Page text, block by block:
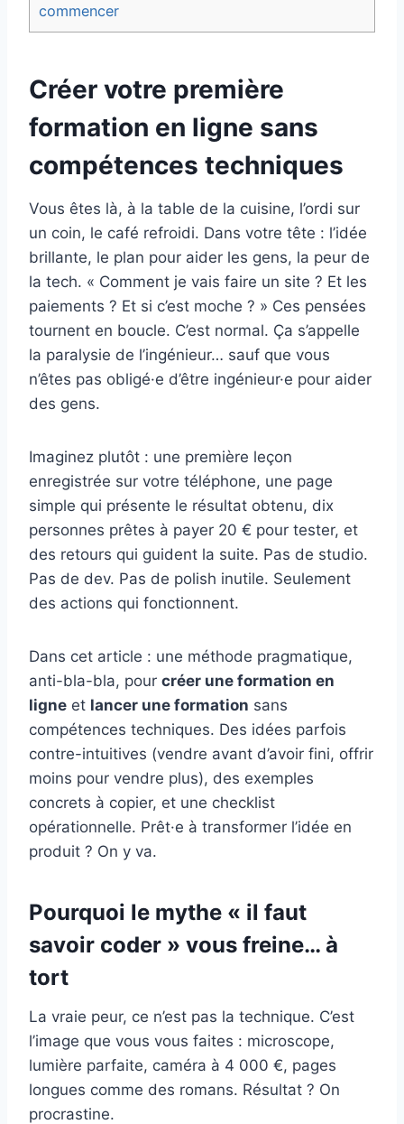
commencer
Créer votre première
formation en ligne sans
compétences techniques
Vous êtes là, à la table de la cuisine, l’ordi sur
un coin, le café refroidi. Dans votre tête : l’idée
brillante, le plan pour aider les gens, la peur de
la tech. « Comment je vais faire un site ? Et les
paiements ? Et si c’est moche ? » Ces pensées
tournent en boucle. C’est normal. Ça s’appelle
la paralysie de l’ingénieur… sauf que vous
n’êtes pas obligé·e d’être ingénieur·e pour aider
des gens.
Imaginez plutôt : une première leçon
enregistrée sur votre téléphone, une page
simple qui présente le résultat obtenu, dix
personnes prêtes à payer 20 € pour tester, et
des retours qui guident la suite. Pas de studio.
Pas de dev. Pas de polish inutile. Seulement
des actions qui fonctionnent.
Dans cet article : une méthode pragmatique,
anti-bla-bla, pour créer une formation en
ligne et lancer une formation sans
compétences techniques. Des idées parfois
contre-intuitives (vendre avant d’avoir fini, offrir
moins pour vendre plus), des exemples
concrets à copier, et une checklist
opérationnelle. Prêt·e à transformer l’idée en
produit ? On y va.
Pourquoi le mythe « il faut
savoir coder » vous freine… à
tort
La vraie peur, ce n’est pas la technique. C’est
l’image que vous vous faites : microscope,
lumière parfaite, caméra à 4 000 €, pages
longues comme des romans. Résultat ? On
procrastine.